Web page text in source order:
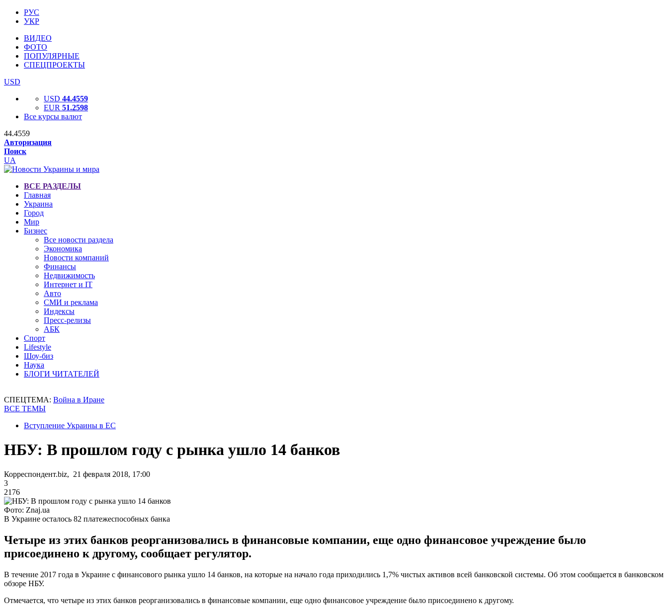
РУС
УКР
ВИДЕО
ФОТО
ПОПУЛЯРНЫЕ
СПЕЦПРОЕКТЫ
USD
USD 44.4559
EUR 51.2598
Все курсы валют
44.4559
Авторизация
Поиск
UA
ВСЕ РАЗДЕЛЫ
Главная
Украина
Город
Мир
Бизнес
Все новости раздела
Экономика
Новости компаний
Финансы
Недвижимость
Интернет и IT
Авто
СМИ и реклама
Индексы
Пресс-релизы
АБК
Спорт
Lifestyle
Шоу-биз
Наука
БЛОГИ ЧИТАТЕЛЕЙ
СПЕЦТЕМА: Война в Иране
ВСЕ ТЕМЫ
Вступление Украины в ЕС
НБУ: В прошлом году с рынка ушло 14 банков
Корреспондент.biz, 21 февраля 2018, 17:00
3
2176
Фото: Znaj.ua
В Украине осталось 82 платежеспособных банка
Четыре из этих банков реорганизовались в финансовые компании, еще одно финансовое учреждение было
присоединено к другому, сообщает регулятор.
В течение 2017 года в Украине с финансового рынка ушло 14 банков, на которые на начало года приходились 1,7% чистых активов всей банковской системы. Об этом сообщается в банковском
обзоре НБУ.
Отмечается, что четыре из этих банков реорганизовались в финансовые компании, еще одно финансовое учреждение было присоединено к другому.